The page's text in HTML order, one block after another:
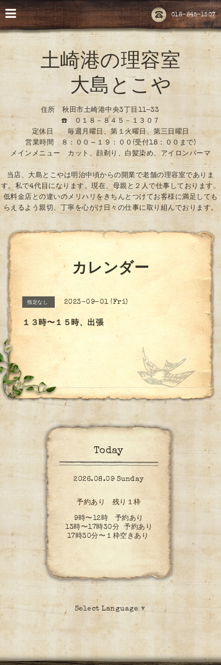
018-845-1307
土崎港の理容室
大島とこや
住所 秋田市土崎港中央3丁目11-33
☎️ ０１８－８４５－１３０７
定休日 毎週月曜日、第１火曜日、第三日曜日
営業時間 ８：００～１９：００(受付18：００まで)
メインメニュー カット、顔剃り、白髪染め、アイロンパーマ
当店、大島とこやは明治中頃からの開業で老舗の理容室でありま
す。私で4代目になります。現在、母親と２人で仕事しております。
低料金店との違いのメリハリをきちんとつけてお客様に満足しても
らえるよう親切、丁寧を心がけ日々の仕事に取り組んでおります。
カレンダー
指定なし 2023-09-01 (Fri)
１３時〜１５時、出張
Today
2026.08.09 Sunday
予約あり 残り１枠
9時〜12時 予約あり
13時〜17時30分 予約あり
17時30分〜１枠空きあり
Select Language ▼